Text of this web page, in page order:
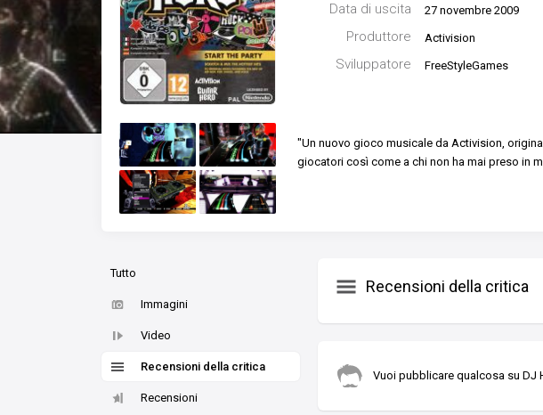
Data di uscita 27 novembre 2009
Produttore Activision
Sviluppatore FreeStyleGames
"Un nuovo gioco musicale da Activision,
giocatori così come a chi non ha mai preso in
Tutto
Immagini
Video
Recensioni della critica
Recensioni
Recensioni della critica
Vuoi pubblicare qualcosa su DJ